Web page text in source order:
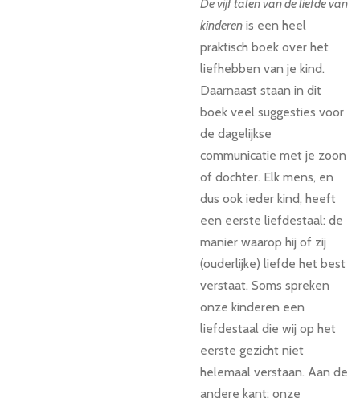
De vijf talen van de liefde van
kinderen is een heel
praktisch boek over het
liefhebben van je kind.
Daarnaast staan in dit
boek veel suggesties voor
de dagelijkse
communicatie met je zoon
of dochter. Elk mens, en
dus ook ieder kind, heeft
een eerste liefdestaal: de
manier waarop hij of zij
(ouderlijke) liefde het best
verstaat. Soms spreken
onze kinderen een
liefdestaal die wij op het
eerste gezicht niet
helemaal verstaan. Aan de
andere kant: onze